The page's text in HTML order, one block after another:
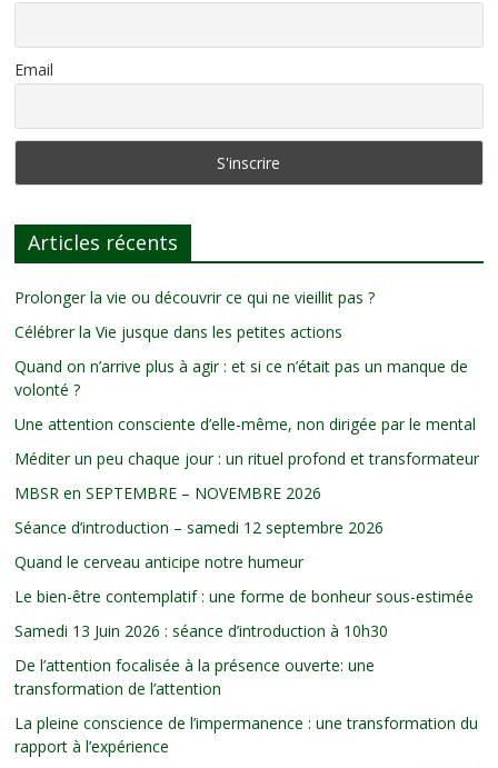
Email
Articles récents
Prolonger la vie ou découvrir ce qui ne vieillit pas ?
Célébrer la Vie jusque dans les petites actions
Quand on n’arrive plus à agir : et si ce n’était pas un manque de
volonté ?
Une attention consciente d’elle-même, non dirigée par le mental
Méditer un peu chaque jour : un rituel profond et transformateur
MBSR en SEPTEMBRE – NOVEMBRE 2026
Séance d’introduction – samedi 12 septembre 2026
Quand le cerveau anticipe notre humeur
Le bien-être contemplatif : une forme de bonheur sous-estimée
Samedi 13 Juin 2026 : séance d’introduction à 10h30
De l’attention focalisée à la présence ouverte: une
transformation de l’attention
La pleine conscience de l’impermanence : une transformation du
rapport à l’expérience